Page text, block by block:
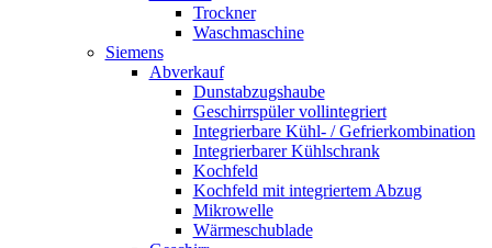
Trockner
Waschmaschine
Siemens
Abverkauf
Dunstabzugshaube
Geschirrspüler vollintegriert
Integrierbare Kühl- / Gefrierkombination
Integrierbarer Kühlschrank
Kochfeld
Kochfeld mit integriertem Abzug
Mikrowelle
Wärmeschublade